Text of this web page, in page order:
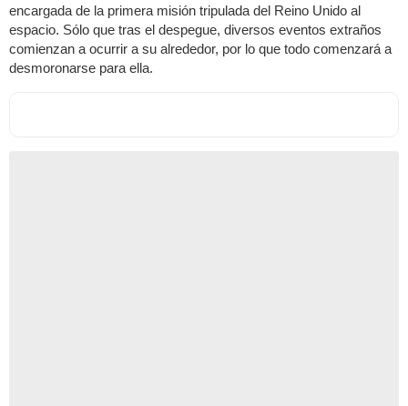
encargada de la primera misión tripulada del Reino Unido al
espacio. Sólo que tras el despegue, diversos eventos extraños
comienzan a ocurrir a su alrededor, por lo que todo comenzará a
desmoronarse para ella.